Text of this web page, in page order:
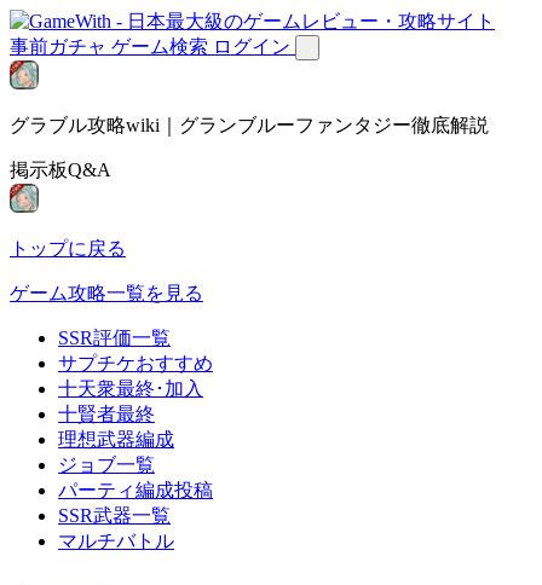
事前ガチャ ゲーム検索 ログイン
グラブル攻略wiki｜グランブルーファンタジー徹底解説
掲示板Q&A
トップに戻る
ゲーム攻略一覧を見る
SSR評価一覧
サプチケおすすめ
十天衆最終･加入
十賢者最終
理想武器編成
ジョブ一覧
パーティ編成投稿
SSR武器一覧
マルチバトル